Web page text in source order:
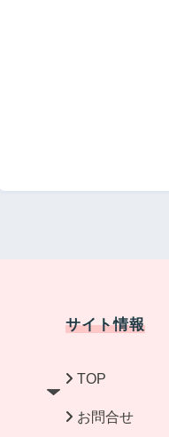
サイト情報
TOP
お問合せ